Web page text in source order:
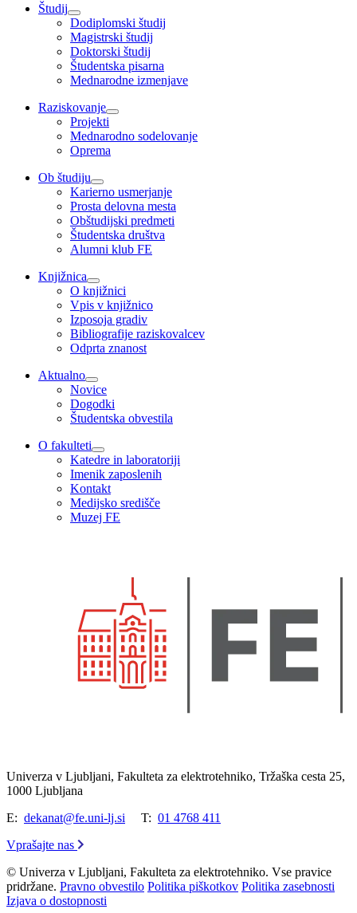
Študij
Dodiplomski študij
Magistrski študij
Doktorski študij
Študentska pisarna
Mednarodne izmenjave
Raziskovanje
Projekti
Mednarodno sodelovanje
Oprema
Ob študiju
Karierno usmerjanje
Prosta delovna mesta
Obštudijski predmeti
Študentska društva
Alumni klub FE
Knjižnica
O knjižnici
Vpis v knjižnico
Izposoja gradiv
Bibliografije raziskovalcev
Odprta znanost
Aktualno
Novice
Dogodki
Študentska obvestila
O fakulteti
Katedre in laboratoriji
Imenik zaposlenih
Kontakt
Medijsko središče
Muzej FE
Univerza v Ljubljani, Fakulteta za elektrotehniko, Tržaška cesta 25,
1000 Ljubljana
E: dekanat@fe.uni-lj.si T: 01 4768 411
Vprašajte nas
© Univerza v Ljubljani, Fakulteta za elektrotehniko. Vse pravice
pridržane. Pravno obvestilo Politika piškotkov Politika zasebnosti
Izjava o dostopnosti